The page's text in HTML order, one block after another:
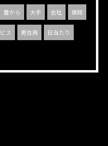
畳から 大手 会社 値段
ス 男性用 日当たり